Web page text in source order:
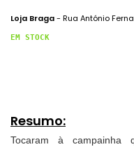
Loja Braga- Rua António
EM STOCK
Resumo:
Tocaram à